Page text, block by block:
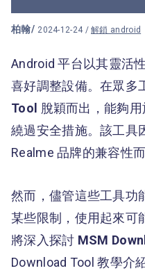
柏翰/ 2024-12-24 /解鎖 android
Android 平台以其靈活
喜好調整設備。在眾多
Tool
脫穎而出，能夠
繞過安全措施。該工具
Realme 品牌的兼容性
然而，儘管這些工具功
某些限制，使用起來可
將深入探討 MSM
Download Tool 教學介